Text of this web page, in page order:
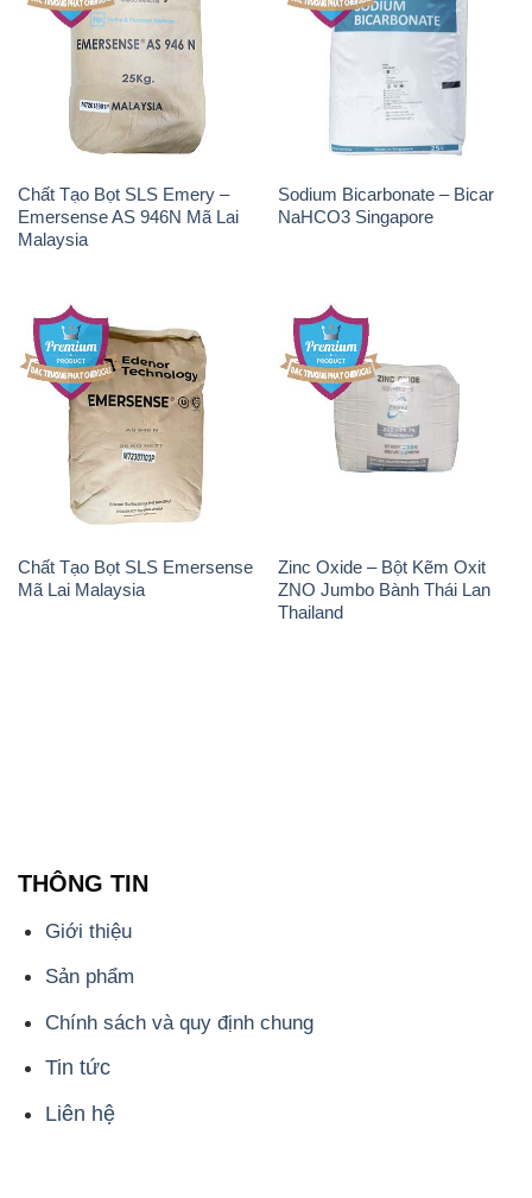
Chất Tạo Bọt SLS Emery –
Emersense AS 946N Mã Lai
Malaysia
Sodium Bicarbonate – Bicar
NaHCO3 Singapore
Chất Tạo Bọt SLS Emersense
Mã Lai Malaysia
Zinc Oxide – Bột Kẽm Oxit
ZNO Jumbo Bành Thái Lan
Thailand
THÔNG TIN
Giới thiệu
Sản phẩm
Chính sách và quy định chung
Tin tức
Liên hệ